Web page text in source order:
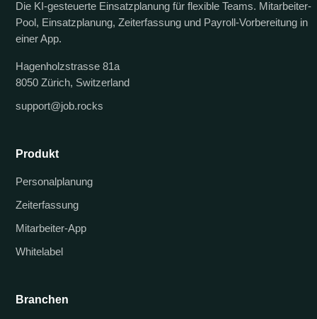
Die KI-gesteuerte Einsatzplanung für flexible Teams. Mitarbeiter-
Pool, Einsatzplanung, Zeiterfassung und Payroll-Vorbereitung in
einer App.
Hagenholzstrasse 81a
8050 Zürich, Switzerland
support@job.rocks
Produkt
Personalplanung
Zeiterfassung
Mitarbeiter-App
Whitelabel
Branchen